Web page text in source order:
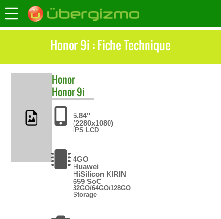
Honor 9i : Fiche Technique
Honor
Honor 9i
5.84"
(2280x1080)
IPS LCD
4GO
Huawei
HiSilicon KIRIN
659 SoC
32GO/64GO/128GO
Storage